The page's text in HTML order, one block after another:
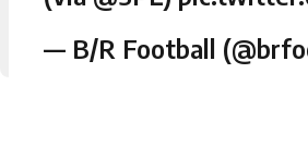
— B/R Football